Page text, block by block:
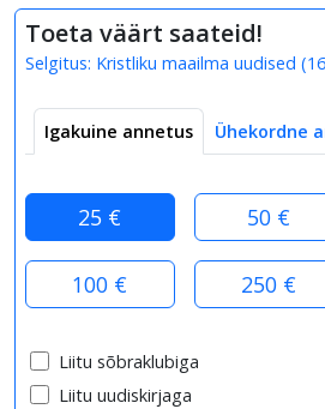
Toeta väärt saateid!
Selgitus: Kristliku maailma uudised (
Igakuine annetus Ühekordne
25 € 50 €
100 € 250 €
Liitu sõbraklubiga
Liitu uudiskirjaga